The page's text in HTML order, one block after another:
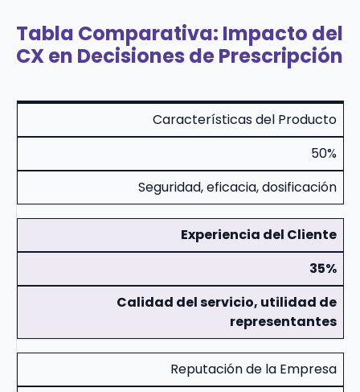
Tabla Comparativa: Impacto del
CX en Decisiones de Prescripción
Características del Producto
50%
Seguridad, eficacia, dosificación
Experiencia del Cliente
35%
Calidad del servicio, utilidad de
representantes
Reputación de la Empresa